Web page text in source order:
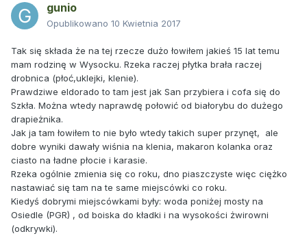
gunio
Opublikowano 10 Kwietnia 2017
Tak się składa że na tej rzecze dużo łowiłem jakieś 15 lat temu
mam rodzinę w Wysocku. Rzeka raczej płytka brała raczej
drobnica (płoć,uklejki, klenie).
Prawdziwe eldorado to tam jest jak San przybiera i cofa się do
Szkła. Można wtedy naprawdę połowić od białorybu do dużego
drapieżnika.
Jak ja tam łowiłem to nie było wtedy takich super przynęt, ale
dobre wyniki dawały wiśnia na klenia, makaron kolanka oraz
ciasto na ładne płocie i karasie.
Rzeka ogólnie zmienia się co roku, dno piaszczyste więc ciężko
nastawiać się tam na te same miejscówki co roku.
Kiedyś dobrymi miejscówkami były: woda poniżej mosty na
Osiedle (PGR) , od boiska do kładki i na wysokości żwirowni
(odkrywki).